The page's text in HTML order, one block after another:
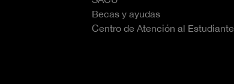
Becas y ayudas
Centro de Atención al Estudiante